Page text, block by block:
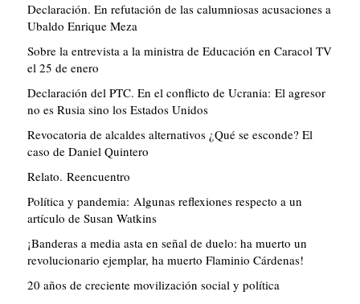
Declaración. En refutación de las calumniosas acusaciones a
Ubaldo Enrique Meza
Sobre la entrevista a la ministra de Educación en Caracol TV
el 25 de enero
Declaración del PTC. En el conflicto de Ucrania: El agresor
no es Rusia sino los Estados Unidos
Revocatoria de alcaldes alternativos ¿Qué se esconde? El
caso de Daniel Quintero
Relato. Reencuentro
Política y pandemia: Algunas reflexiones respecto a un
artículo de Susan Watkins
¡Banderas a media asta en señal de duelo: ha muerto un
revolucionario ejemplar, ha muerto Flaminio Cárdenas!
20 años de creciente movilización social y política